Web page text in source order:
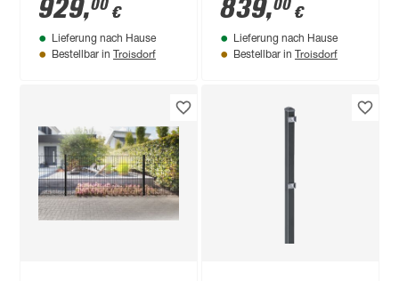
anthrazitgrau 202 x
80 cm
929,00 €
Lieferung nach Hause
Bestellbar in Troisdorf
cm
839,00 €
Lieferung nach Hause
Bestellbar in Troisdorf